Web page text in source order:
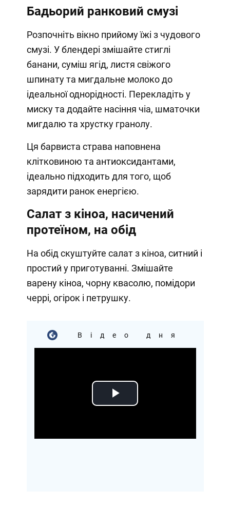
Бадьорий ранковий смузі
Розпочніть вікно прийому їжі з чудового
смузі. У блендері змішайте стиглі
банани, суміш ягід, листя свіжого
шпинату та мигдальне молоко до
ідеальної однорідності. Перекладіть у
миску та додайте насіння чіа, шматочки
мигдалю та хрустку гранолу.
Ця барвиста страва наповнена
клітковиною та антиоксидантами,
ідеально підходить для того, щоб
зарядити ранок енергією.
Салат з кіноа, насичений
протеїном, на обід
На обід скуштуйте салат з кіноа, ситний і
простий у приготуванні. Змішайте
варену кіноа, чорну квасолю, помідори
черрі, огірок і петрушку.
Відео дня
Play